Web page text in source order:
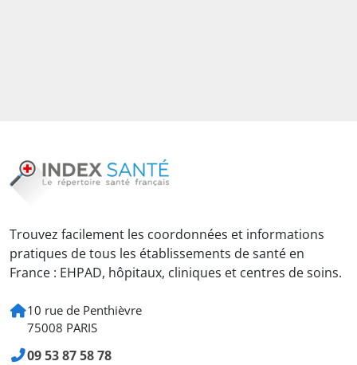
Trouvez facilement les coordonnées et informations
pratiques de tous les établissements de santé en
France : EHPAD, hôpitaux, cliniques et centres de soins.
10 rue de Penthièvre
75008 PARIS
09 53 87 58 78